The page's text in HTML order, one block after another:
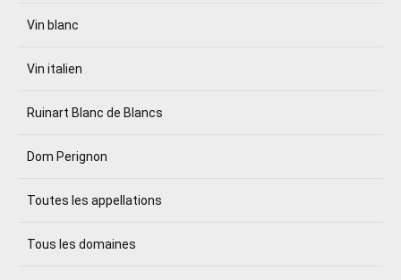
Vin blanc
Vin italien
Ruinart Blanc de Blancs
Dom Perignon
Toutes les appellations
Tous les domaines